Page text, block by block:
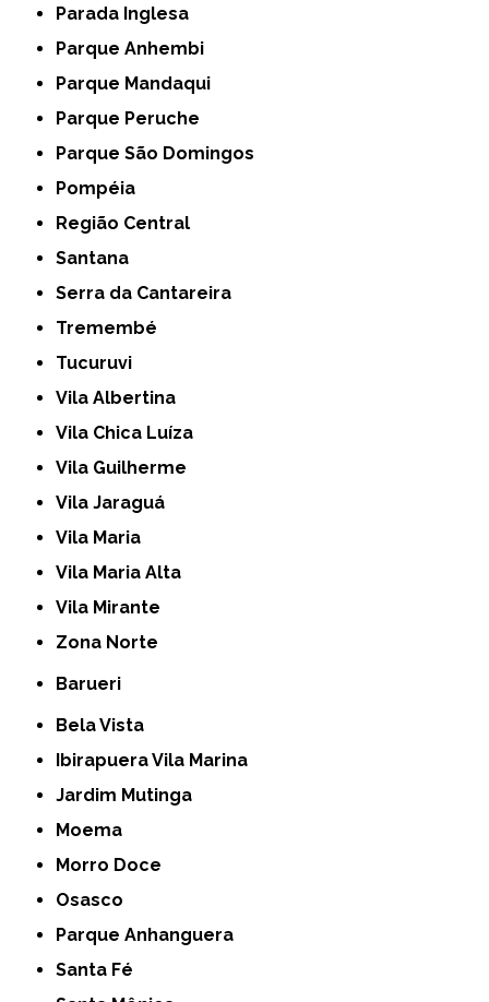
Parada Inglesa
Parque Anhembi
Parque Mandaqui
Parque Peruche
Parque São Domingos
Pompéia
Região Central
Santana
Serra da Cantareira
Tremembé
Tucuruvi
Vila Albertina
Vila Chica Luíza
Vila Guilherme
Vila Jaraguá
Vila Maria
Vila Maria Alta
Vila Mirante
Zona Norte
Barueri
Bela Vista
Ibirapuera Vila Marina
Jardim Mutinga
Moema
Morro Doce
Osasco
Parque Anhanguera
Santa Fé